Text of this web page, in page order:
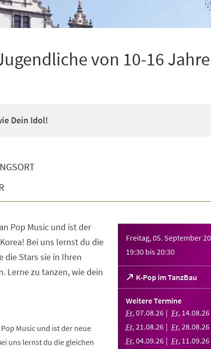
von 10-16
Dein Idol!
Freitag, 05. September
19:30 bis20:30
K-Pop im TanzBau
(Öffnet
in
einem
Tab)
Weitere Termine
Fr,07.08.26 Fr, 14.08.26
Fr,21.08.26 Fr,28.08.26
Fr,04.09.26 Fr, 11.09.26
Pop Music und ist der
Bei uns lernst du die
die Stars sie in Ihren
Lerne zu tanzen, wie dein
Music und ist der neue
uns lernst du die gleichen